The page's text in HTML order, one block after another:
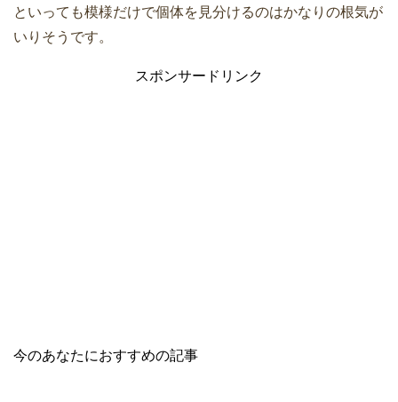
といっても模様だけで個体を見分けるのはかなりの根気が
いりそうです。
スポンサードリンク
今のあなたにおすすめの記事